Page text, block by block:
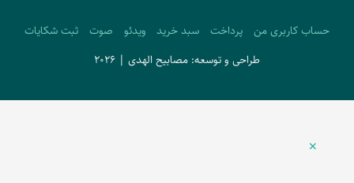
حساب کاربری من پرداخت سبد خرید ویدئو صوت
ثبت شکایات
طراحی و توسعه: مصابیح الهدی | 2026